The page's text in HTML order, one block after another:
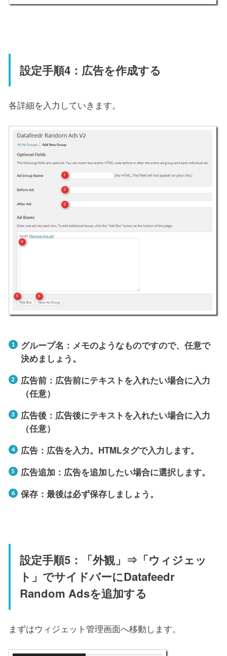
設定手順4：広告を作成する
各詳細を入力していきます。
グループ名：メモのようなものですので、任意で
決めましょう。
広告前：広告前にテキストを入れたい場合に入力
（任意）
広告後：広告後にテキストを入れたい場合に入力
（任意）
広告：広告を入力。HTMLタグで入力します。
広告追加：広告を追加したい場合に選択します。
保存：最後は必ず保存しましょう。
設定手順5：「外観」⇒「ウィジェッ
ト」でサイドバーにDatafeedr
Random Adsを追加する
まずはウィジェット管理画面へ移動します。